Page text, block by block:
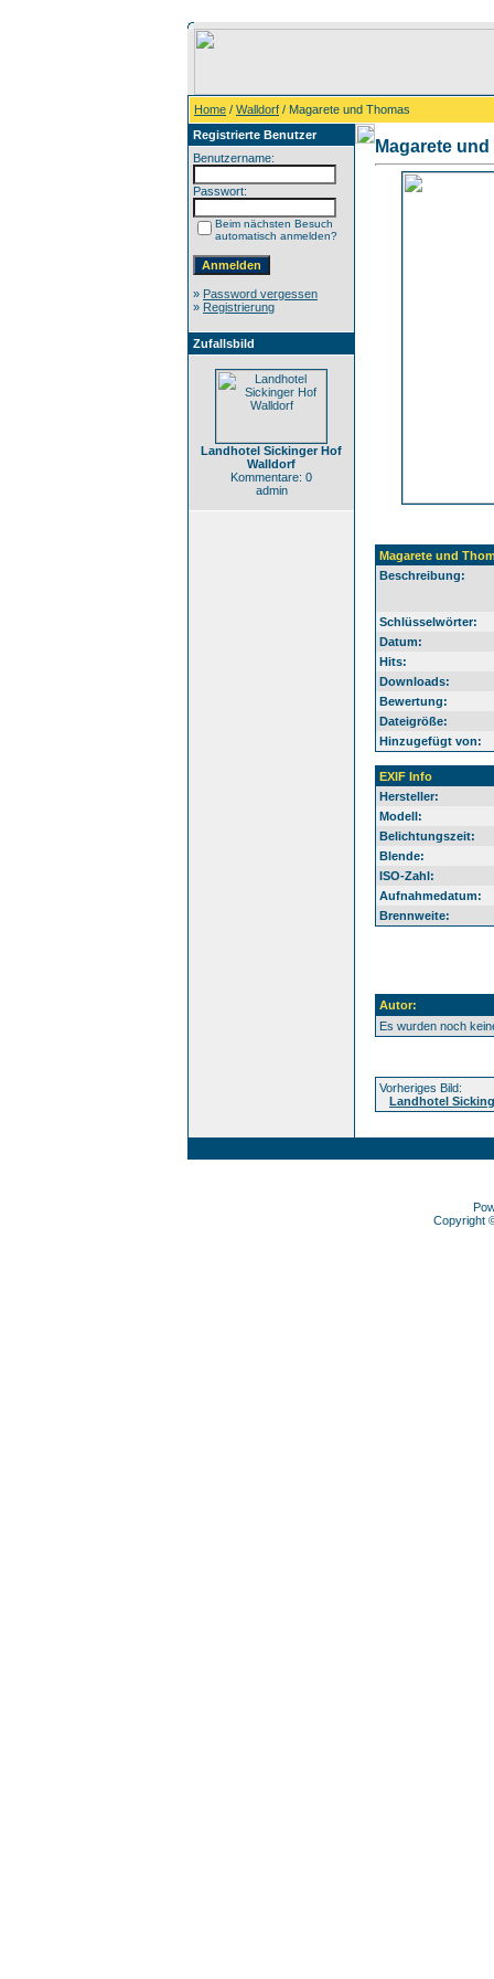
Home / Walldorf / Magarete und Thomas
Registrierte Benutzer
Benutzername:
Passwort:
Beim nächsten Besuch
automatisch anmelden?
» Password vergessen
» Registrierung
Zufallsbild
Landhotel Sickinger Hof
Walldorf
Kommentare: 0
admin
Magarete
Magarete und
Beschreibung:
Schlüsselwörter:
Datum:
Hits:
Downloads:
Bewertung:
Dateigröße:
Hinzugefügt von:
EXIF Info
Hersteller:
Modell:
Belichtungszeit:
Blende:
ISO-Zahl:
Aufnahmedatum:
Brennweite:
Autor:
Es wurden noch
Vorheriges Bild:
Landhotel
Copyright